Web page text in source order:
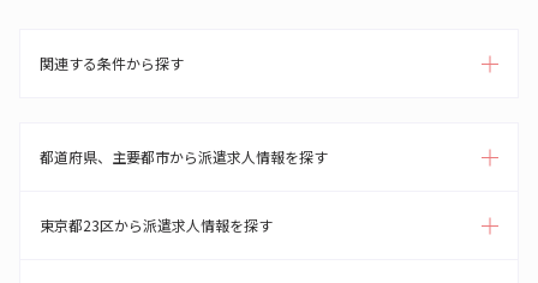
関連する条件から探す
都道府県、主要都市から派遣求人情報を探す
東京都23区から派遣求人情報を探す